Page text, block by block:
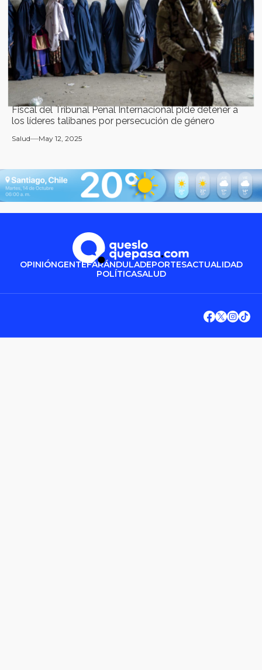
Fiscal del Tribunal Penal Internacional pide detener a
los líderes talibanes por persecución de género
Salud May 12, 2025
OPINIÓNGENTEFARÁNDULADEPORTESACTUALIDAD
POLÍTICASALUD